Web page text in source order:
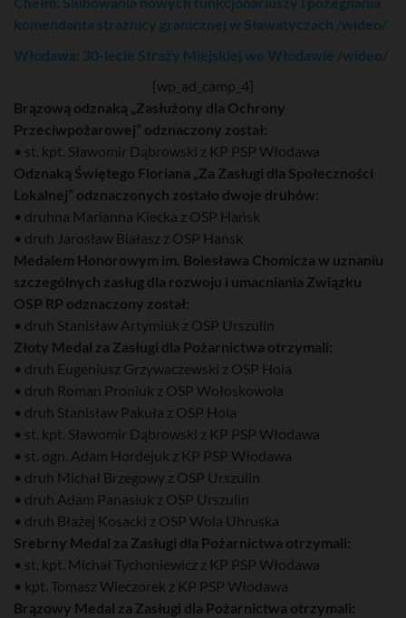
komendanta strażnicy granicznej w Sławatyczach /wideo/
Włodawa: 30-lecie Straży Miejskiej we Włodawie /wideo/
[wp_ad_camp_4]
Brązową odznaką „Zasłużony dla Ochrony
Przeciwpożarowej” odznaczony został:
• st. kpt. Sławomir Dąbrowski z KP PSP Włodawa
Odznaką Świętego Floriana „Za Zasługi dla Społeczności
Lokalnej” odznaczonych zostało dwoje druhów:
• druhna Marianna Kiecka z OSP Hańsk
• druh Jarosław Białasz z OSP Hańsk
Medalem Honorowym im. Bolesława Chomicza w uznaniu
szczególnych zasług dla rozwoju i umacniania Związku
OSP RP odznaczony został:
• druh Stanisław Artymiuk z OSP Urszulin
Złoty Medal za Zasługi dla Pożarnictwa otrzymali:
• druh Eugeniusz Grzywaczewski z OSP Hola
• druh Roman Proniuk z OSP Wołoskowola
• druh Stanisław Pakuła z OSP Hola
• st. kpt. Sławomir Dąbrowski z KP PSP Włodawa
• st. ogn. Adam Hordejuk z KP PSP Włodawa
• druh Michał Brzegowy z OSP Urszulin
• druh Adam Panasiuk z OSP Urszulin
• druh Błażej Kosacki z OSP Wola Uhruska
Srebrny Medal za Zasługi dla Pożarnictwa otrzymali:
• st. kpt. Michał Tychoniewicz z KP PSP Włodawa
• kpt. Tomasz Wieczorek z KP PSP Włodawa
Brązowy Medal za Zasługi dla Pożarnictwa otrzymali: